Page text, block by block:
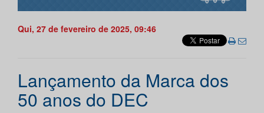
Qui, 27 de fevereiro de 2025, 09:46
Lançamento da Marca dos
50 anos do DEC